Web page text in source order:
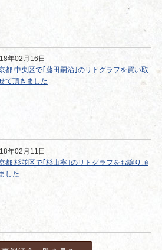
年02月16日
都 中央区で｢藤田嗣治｣のリトグラフを買い取
て頂きました
年02月11日
都 杉並区で｢杉山寧｣のリトグラフをお譲り頂
した